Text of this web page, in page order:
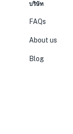
บริษัท
FAQs
About us
Blog